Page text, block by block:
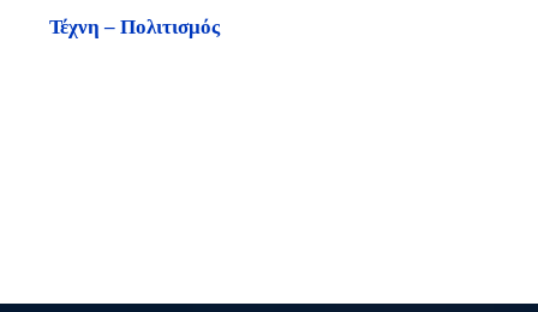
Τέχνη – Πολιτισμός